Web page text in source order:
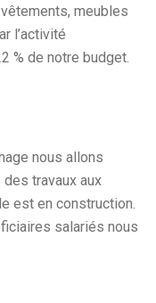
meubles
l’activité
% de notre budget.
nous allons
travaux aux
est en construction.
salariés nous